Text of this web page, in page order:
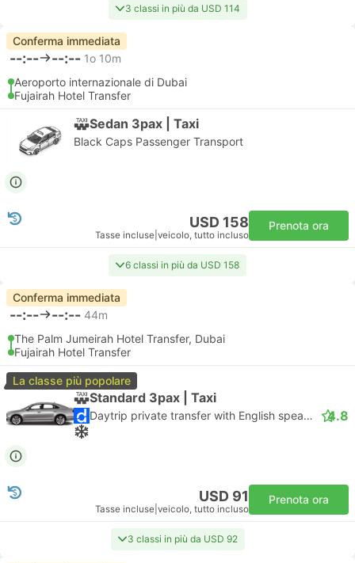
3 classi in più da USD 114
Conferma immediata
--:-- --:-- 1o 10m
Aeroporto internazionale di Dubai
Fujairah Hotel Transfer
Sedan 3pax | Taxi
Black Caps Passenger Transport
USD 158
Tasse incluse veicolo, tutto incluso
Prenota ora
6 classi in più da USD 158
Conferma immediata
--:-- --:-- 44m
The Palm Jumeirah Hotel Transfer, Dubai
Fujairah Hotel Transfer
La classe più popolare
Standard 3pax | Taxi
Daytrip private transfer with English speaking driver 4.8
USD 91
Tasse incluse veicolo, tutto incluso
Prenota ora
3 classi in più da USD 92